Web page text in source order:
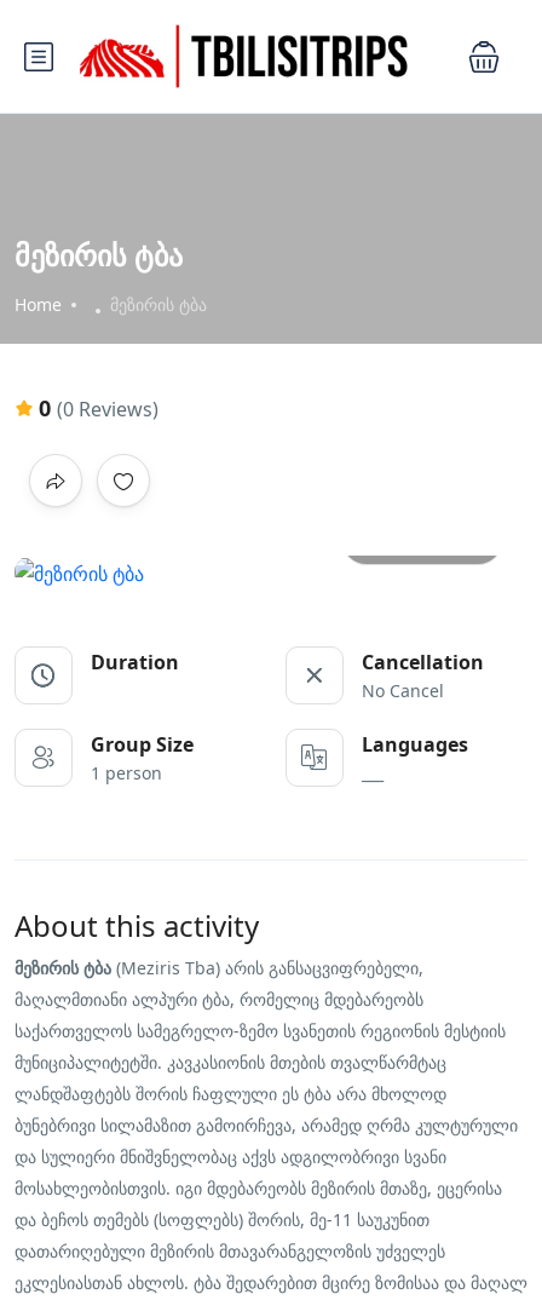
მეზირის ტბა
Home მეზირის ტბა
0 (0 Reviews)
Duration Cancellation
No Cancel
Group Size
1 person
Languages
About this activity
მეზირის ტბა (Meziris Tba) არის განსაცვიფრებელი,
მაღალმთიანი ალპური ტბა, რომელიც მდებარეობს
საქართველოს სამეგრელო-ზემო სვანეთის რეგიონის მესტიის
მუნიციპალიტეტში. კავკასიონის მთების თვალწარმტაც
ლანდშაფტებს შორის ჩაფლული ეს ტბა არა მხოლოდ
ბუნებრივი სილამაზით გამოირჩევა, არამედ ღრმა კულტურული
და სულიერი მნიშვნელობაც აქვს ადგილობრივი სვანი
მოსახლეობისთვის. იგი მდებარეობს მეზირის მთაზე, ეცერისა
და ბეჩოს თემებს (სოფლებს) შორის, მე-11 საუკუნით
დათარიღებული მეზირის მთავარანგელოზის უძველეს
ეკლესიასთან ახლოს. ტბა შედარებით მცირე ზომისაა და მაღალ